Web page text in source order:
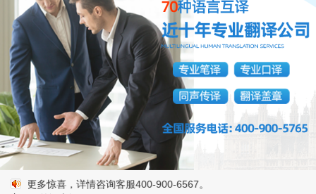
惊喜，详情咨询客服400-900-6567。